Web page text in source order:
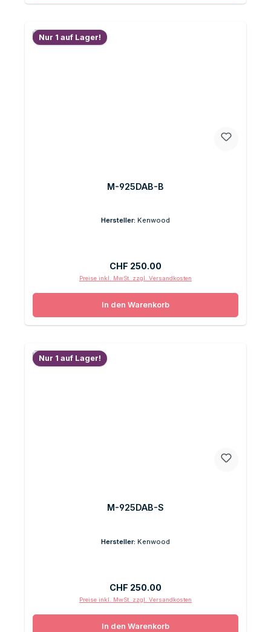
Nur 1 auf Lager!
M-925DAB-B
Hersteller: Kenwood
Regulärer Preis:
CHF 250.00
Preise inkl. MwSt. zzgl. Versandkosten
In den Warenkorb
Nur 1 auf Lager!
M-925DAB-S
Hersteller: Kenwood
Regulärer Preis:
CHF 250.00
Preise inkl. MwSt. zzgl. Versandkosten
In den Warenkorb